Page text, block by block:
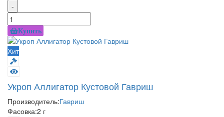
-
Купить
Хит
Укроп Аллигатор Кустовой Гавриш
Производитель:Гавриш
Фасовка:2 г